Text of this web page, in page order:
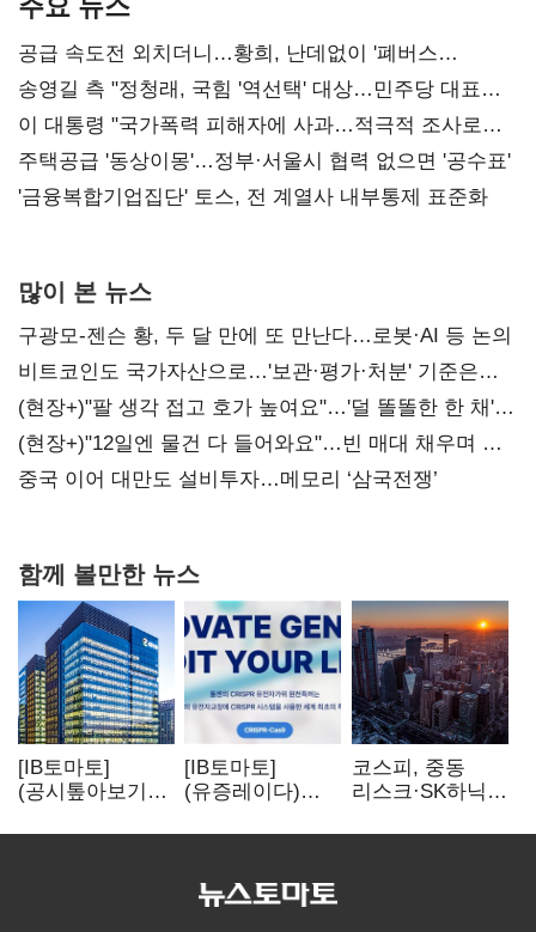
공급 속도전 외치더니…황희, 난데없이 '폐버스
리모델링' 제안
송영길 측 "정청래, 국힘 '역선택' 대상…민주당 대표로
총선 지휘 못해"
이 대통령 "국가폭력 피해자에 사과…적극적 조사로
진실 밝혀야"
주택공급 '동상이몽'…정부·서울시 협력 없으면 '공수표'
'금융복합기업집단' 토스, 전 계열사 내부통제 표준화
많이 본 뉴스
구광모-젠슨 황, 두 달 만에 또 만난다…로봇·AI 등 논의
비트코인도 국가자산으로…'보관·평가·처분' 기준은
숙제
(현장+)"팔 생각 접고 호가 높여요"…'덜 똘똘한 한 채'
20억 키맞추기
(현장+)"12일엔 물건 다 들어와요"…빈 매대 채우며 문
연 홈플러스
중국 이어 대만도 설비투자…메모리 ‘삼국전쟁’
함께 볼만한 뉴스
[IB토마토]
(공시톺아보기)
바로 매출로
[IB토마토]
(유증레이다)
3분의 1 토막…
비용부터 챙긴다
코스피, 중동
리스크·SK하닉
뒷걸음